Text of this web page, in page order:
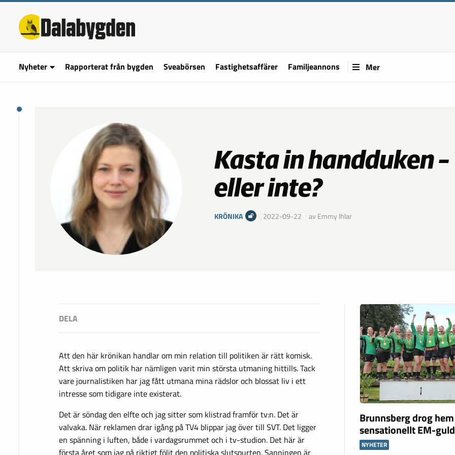
Nyheter Rapporterat från bygden Sveabörsen Fastighetsaffärer Familjeannons Mer
Kasta in handduken –
eller inte?
KRÖNIKA 2022-09-22 av Emmy Ihlar
Att den här krönikan handlar om min relation till politiken är rätt komisk.
Att skriva om politik har nämligen varit min största utmaning hittills. Tack
vare journalistiken har jag fått utmana mina rädslor och blossat liv i ett
intresse som tidigare inte existerat.
Det är söndag den elfte och jag sitter som klistrad framför tv:n. Det är
valvaka. När reklamen drar igång på TV4 blippar jag över till SVT. Det ligger
en spänning i luften, både i vardagsrummet och i tv-studion. Det här är
första året som jag på riktigt följt den politiska slutspurten. Sanningen är
Brunnsberg drog hem
sensationellt EM-guld
NYHETER